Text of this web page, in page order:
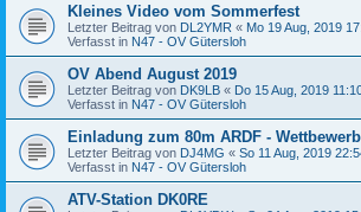
Kleines Video vom Sommerfest
Letzter Beitrag von DL2YMR « Mo 19 Aug, 2019
Verfasst in N47 - OV Gütersloh
OV Abend August 2019
Letzter Beitrag von DK9LB « Do 15 Aug, 2019
Verfasst in N47 - OV Gütersloh
Einladung zum 80m ARDF -
Letzter Beitrag von DJ4MG « So 11 Aug, 2019
Verfasst in N47 - OV Gütersloh
ATV-Station DK0RE